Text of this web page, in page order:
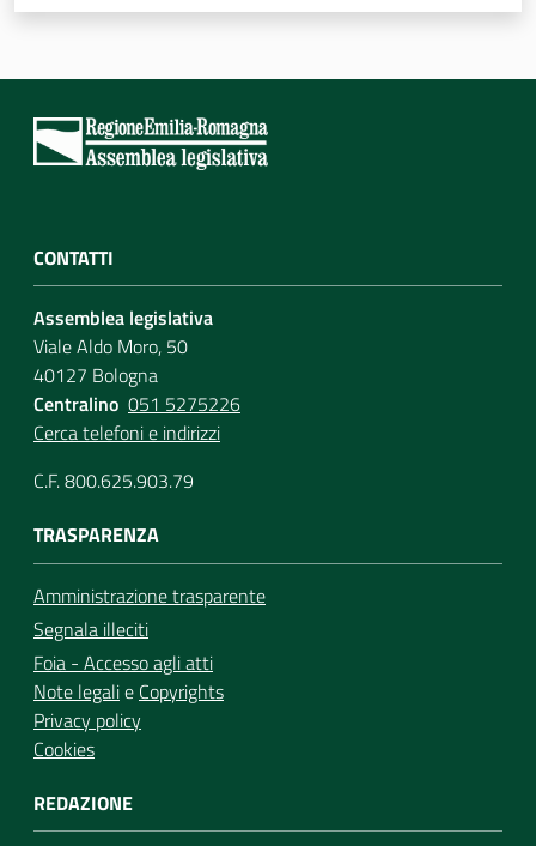
CONTATTI
Assemblea legislativa
Viale Aldo Moro, 50
40127 Bologna
Centralino 051 5275226
Cerca telefoni e indirizzi
C.F. 800.625.903.79
TRASPARENZA
Amministrazione trasparente
Segnala illeciti
Foia - Accesso agli atti
Note legalie Copyrights
Privacy policy
Cookies
REDAZIONE